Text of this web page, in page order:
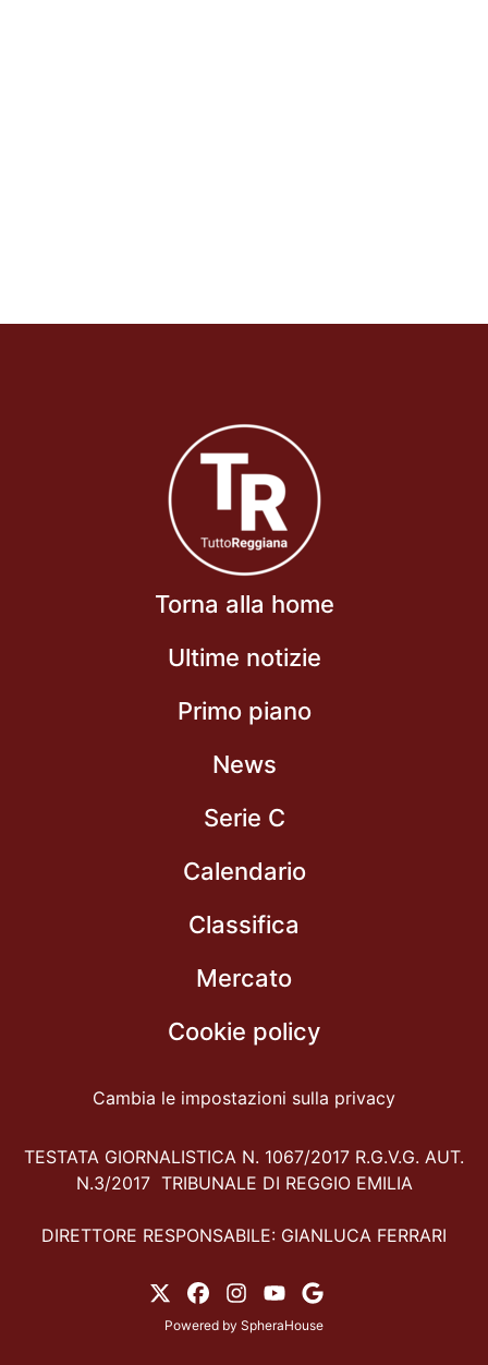
Torna alla home
Ultime notizie
Primo piano
News
Serie C
Calendario
Classifica
Mercato
Cookie policy
Cambia le impostazioni sulla privacy
TESTATA GIORNALISTICA N. 1067/2017 R.G.V.G. AUT.
N.3/2017 TRIBUNALE DI REGGIO EMILIA
DIRETTORE RESPONSABILE: GIANLUCA FERRARI
Powered by SpheraHouse